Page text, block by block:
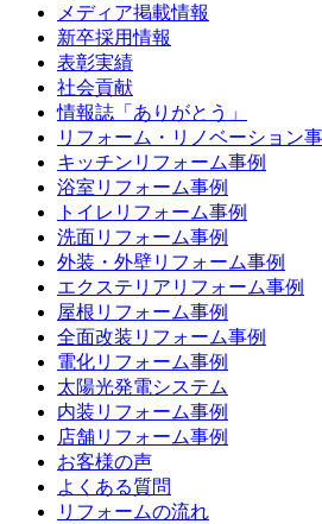
メディア掲載情報
新卒採用情報
表彰実績
社会貢献
情報誌「ありがとう」
リフォーム・リノベーション
キッチンリフォーム事例
浴室リフォーム事例
トイレリフォーム事例
洗面リフォーム事例
外装・外壁リフォーム事例
エクステリアリフォーム事例
屋根リフォーム事例
全面改装リフォーム事例
電化リフォーム事例
太陽光発電システム
内装リフォーム事例
店舗リフォーム事例
お客様の声
よくある質問
リフォームの流れ